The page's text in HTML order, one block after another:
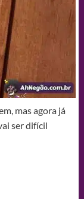
mas agora já
ser difícil